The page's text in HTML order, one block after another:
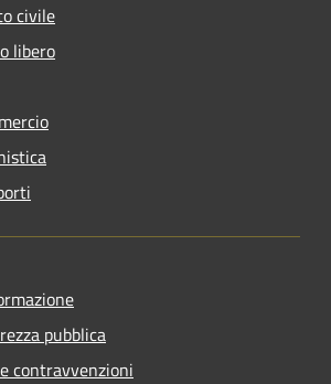
civile
libero
pubblica
contravvenzioni